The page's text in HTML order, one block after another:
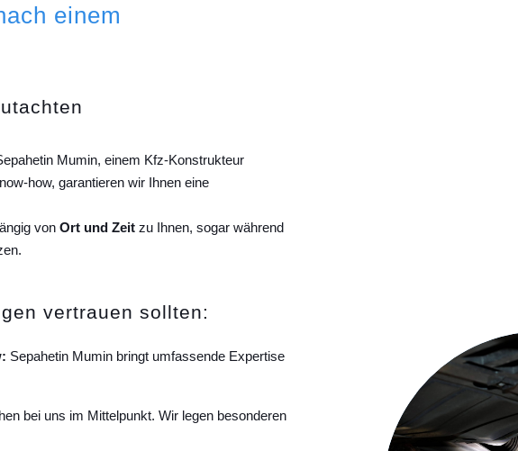
einem
Mumin, einem Kfz-Konstrukteur
how, garantieren wir Ihnen eine
von Ort und Zeit zu Ihnen, sogar während
vertrauen sollten:
Sepahetin Mumin bringt umfassende Expertise
bei uns im Mittelpunkt. Wir legen besonderen